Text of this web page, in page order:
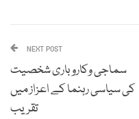
NEXT POST
سماجی وکاروباری شخصیت
کی سیاسی رہنما کے اعزاز میں
تقریب